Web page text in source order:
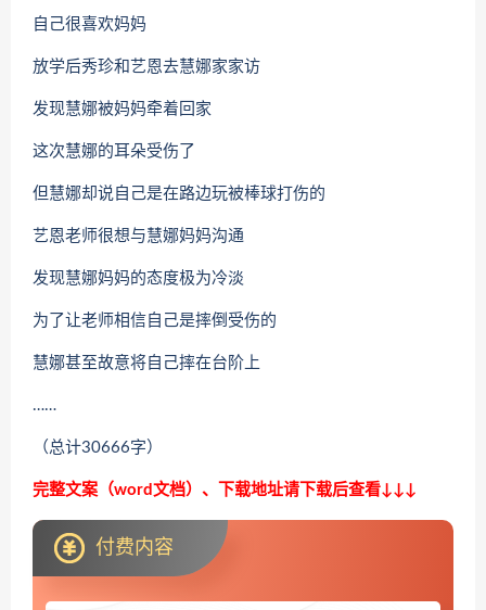
自己很喜欢妈妈
放学后秀珍和艺恩去慧娜家家访
发现慧娜被妈妈牵着回家
这次慧娜的耳朵受伤了
但慧娜却说自己是在路边玩被棒球打伤的
艺恩老师很想与慧娜妈妈沟通
发现慧娜妈妈的态度极为冷淡
为了让老师相信自己是摔倒受伤的
慧娜甚至故意将自己摔在台阶上
……
（总计30666字）
完整文案（word文档）、下载地址请下载后查看↓↓↓
付费内容